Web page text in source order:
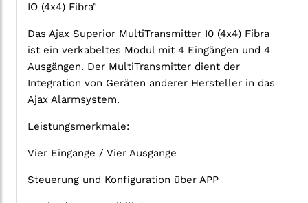
IO (4x4) Fibra"
Das Ajax Superior MultiTransmitter I0 (4x4) Fibra
ist ein verkabeltes Modul mit 4 Eingängen und 4
Ausgängen. Der MultiTransmitter dient der
Integration von Geräten anderer Hersteller in das
Ajax Alarmsystem.
Leistungsmerkmale:
Vier Eingänge / Vier Ausgänge
Steuerung und Konfiguration über APP